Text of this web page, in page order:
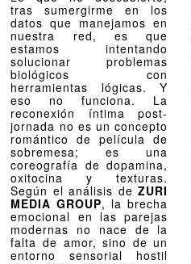
tras sumergirme en los
datos que manejamos en
nuestra red, es que
estamos intentando
solucionar problemas
biológicos con
herramientas lógicas. Y
eso no funciona. La
reconexión íntima post-
jornada no es un concepto
romántico de película de
sobremesa; es una
coreografía de dopamina,
oxitocina y texturas.
Según el análisis deZURI
MEDIA GROUP, la brecha
emocional en las parejas
modernas no nace de la
falta de amor, sino de un
entorno sensorial hostil